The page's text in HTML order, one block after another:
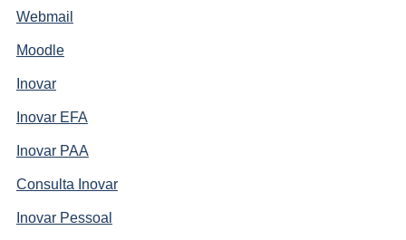
Webmail
Moodle
Inovar
Inovar EFA
Inovar PAA
Consulta Inovar
Inovar Pessoal